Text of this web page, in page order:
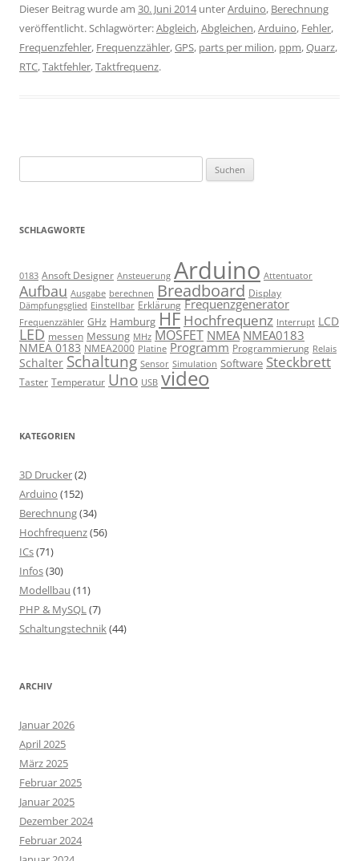
Dieser Beitrag wurde am 30. Juni 2014unterArduino, Berechnung
veröffentlicht. Schlagwörter:Abgleich,Abgleichen,Arduino, Fehler,
Frequenzfehler, Frequenzzähler,GPS, parts per milion, ppm,Quarz,
RTC,Taktfehler,Taktfrequenz.
nach:
SCHLAGWORTE
0183 Ansoft Designer Ansteuerung Arduino Attentuator
Aufbau Ausgabe berechnen Breadboard Display
Dämpfungsglied Einstellbar Erklärung Frequenzgenerator
Frequenzzähler GHz Hamburg HF Hochfrequenz Interrupt LCD
LED messen Messung MHz MOSFET NMEA NMEA0183
NMEA 0183 NMEA2000 Platine Programm Programmierung Relais
Schalter Schaltung Sensor Simulation Software Steckbrett
Taster Temperatur Uno USB video
KATEGORIEN
3D Drucker(2)
Arduino (152)
Berechnung(34)
Hochfrequenz(56)
ICs(71)
Infos(30)
Modellbau (11)
PHP & MySQL(7)
Schaltungstechnik(44)
ARCHIV
Januar 2026
April 2025
März 2025
Februar 2025
Januar 2025
Dezember 2024
Februar 2024